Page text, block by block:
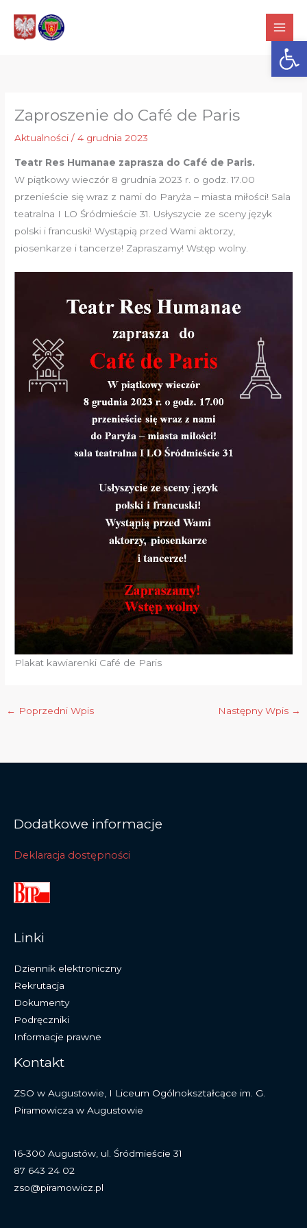
treści
Zaproszenie do Café de Paris
Aktualności /4 grudnia 2023
Teatr Res Humanae zaprasza do Café de Paris.
W piątkowy wieczór 8 grudnia 2023 r. o godz. 17.00
przenieście się wraz z nami do Paryża – miasta miłości! Sala
teatralna I LO Śródmieście 31. Usłyszycie ze sceny język
polski i francuski! Wystąpią przed Wami aktorzy,
piosenkarze i tancerze! Zapraszamy! Wstęp wolny.
Plakat kawiarenki Café de Paris
← Poprzedni Wpis Następny Wpis →
Dodatkowe informacje
Deklaracja dostępności
Linki
Dziennik elektroniczny
Rekrutacja
Dokumenty
Podręczniki
Informacje prawne
Kontakt
ZSO w Augustowie, I Liceum Ogólnokształcące im. G.
Piramowicza w Augustowie
16-300 Augustów, ul. Śródmieście 31
87 643 24 02
zso@piramowicz.pl